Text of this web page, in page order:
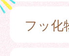
フッ化